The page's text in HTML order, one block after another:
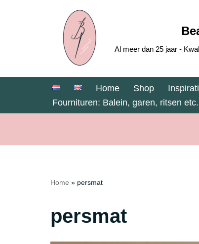
inhoud
Al meer dan 25 jaar -
Home Shop
Fournituren: Balein, garen, ritsen etc.
Home » persmat
persmat